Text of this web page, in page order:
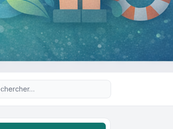
Recherche avancée